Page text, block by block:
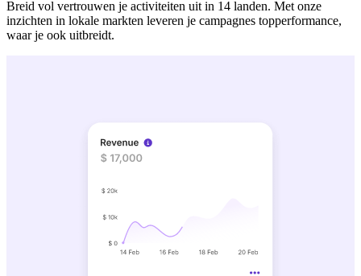
Breid vol vertrouwen je activiteiten uit in 14 landen. Met onze
inzichten in lokale markten leveren je campagnes topperformance,
waar je ook uitbreidt.